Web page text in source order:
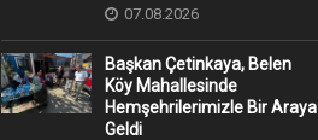
07.08.2026
Başkan Çetinkaya, Belen
Köy Mahallesinde
Hemşehrilerimizle Bir Araya
Geldi